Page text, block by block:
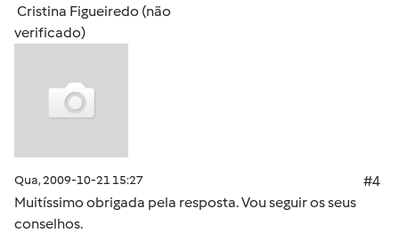
Cristina Figueiredo (não
verificado)
Qua, 2009-10-21 15:27
#4
Muitíssimo obrigada pela resposta. Vou seguir os seus
conselhos.